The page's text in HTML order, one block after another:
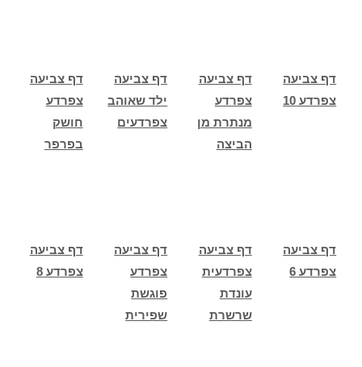
דף צביעה
צפרדע
חושק
בפרפר
דף צביעה
ילד שאוהב
צפרדעים
דף צביעה
צפרדע
מנתרת מן
הביצה
דף צביעה
צפרדע 10
דף צביעה
צפרדע 8
דף צביעה
צפרדע
פוגשת
שפירית
דף צביעה
צפרדעית
עונדת
שרשרת
דף צביעה
צפרדע 6